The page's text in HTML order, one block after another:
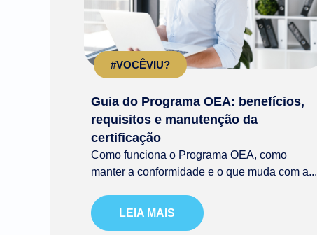
#VOCÊVIU?
Guia do Programa OEA: benefícios,
requisitos e manutenção da
certificação
Como funciona o Programa OEA, como
manter a conformidade e o que muda com a...
LEIA MAIS